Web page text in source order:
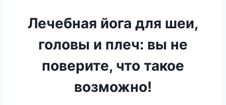
Лечебная йога для шеи,
головы и плеч: вы не
поверите, что такое
возможно!